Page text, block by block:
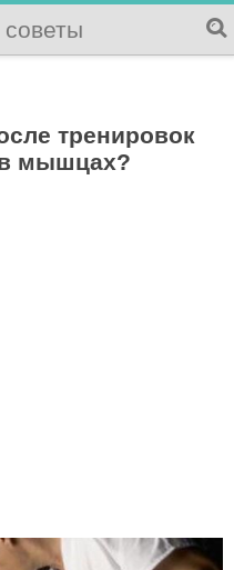
тренировок
мышцах?